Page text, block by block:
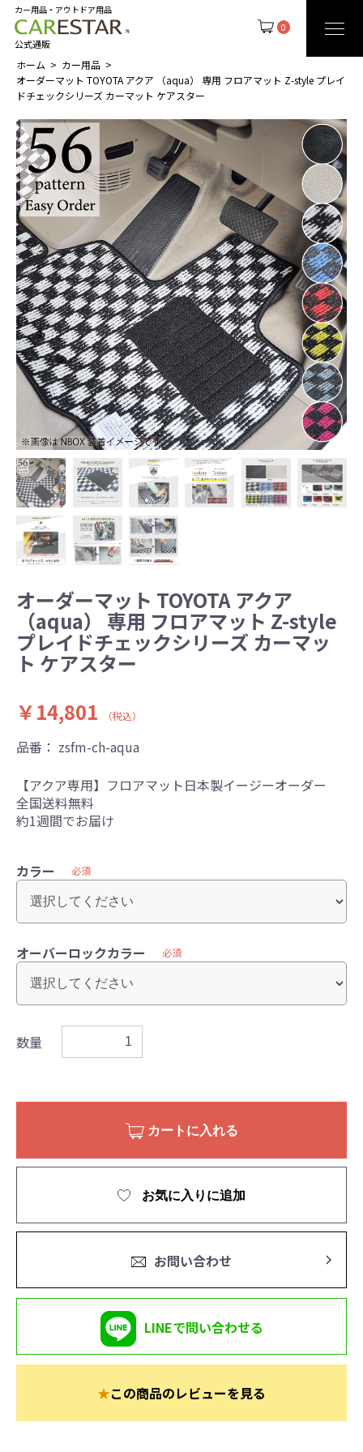
0
カー用品・アウトドア用品
公式通販
ホーム
カー用品
オーダーマット TOYOTA アクア （aqua） 専用 フロアマット Z-style プレイ
ドチェックシリーズ カーマット ケアスター
オーダーマット TOYOTA アクア
（aqua） 専用 フロアマット Z-style
プレイドチェックシリーズ カーマッ
ト ケアスター
￥14,801
（税込）
品番： zsfm-ch-aqua
【アクア専用】フロアマット日本製イージーオーダー
全国送料無料
約1週間でお届け
カラー 必須
オーバーロックカラー 必須
数量
カートに入れる
お気に入りに追加
お問い合わせ
LINEで問い合わせる
★この商品のレビューを見る